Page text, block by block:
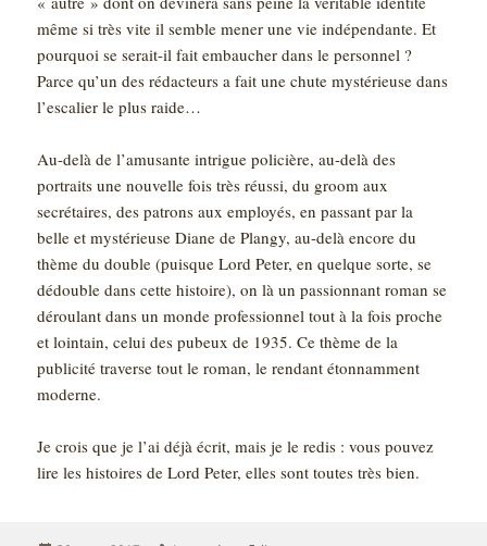
même si très vite il semble mener une vie indépendante. Et
pourquoi se serait-il fait embaucher dans le personnel ?
Parce qu’un des rédacteurs a fait une chute mystérieuse dans
l’escalier le plus raide…
Au-delà de l’amusante intrigue policière, au-delà des
portraits une nouvelle fois très réussi, du groom aux
secrétaires, des patrons aux employés, en passant par la
belle et mystérieuse Diane de Plangy, au-delà encore du
thème du double (puisque Lord Peter, en quelque sorte, se
dédouble dans cette histoire), on là un passionnant roman se
déroulant dans un monde professionnel tout à la fois proche
et lointain, celui des pubeux de 1935. Ce thème de la
publicité traverse tout le roman, le rendant étonnamment
moderne.
Je crois que je l’ai déjà écrit, mais je le redis : vous pouvez
lire les histoires de Lord Peter, elles sont toutes très bien.